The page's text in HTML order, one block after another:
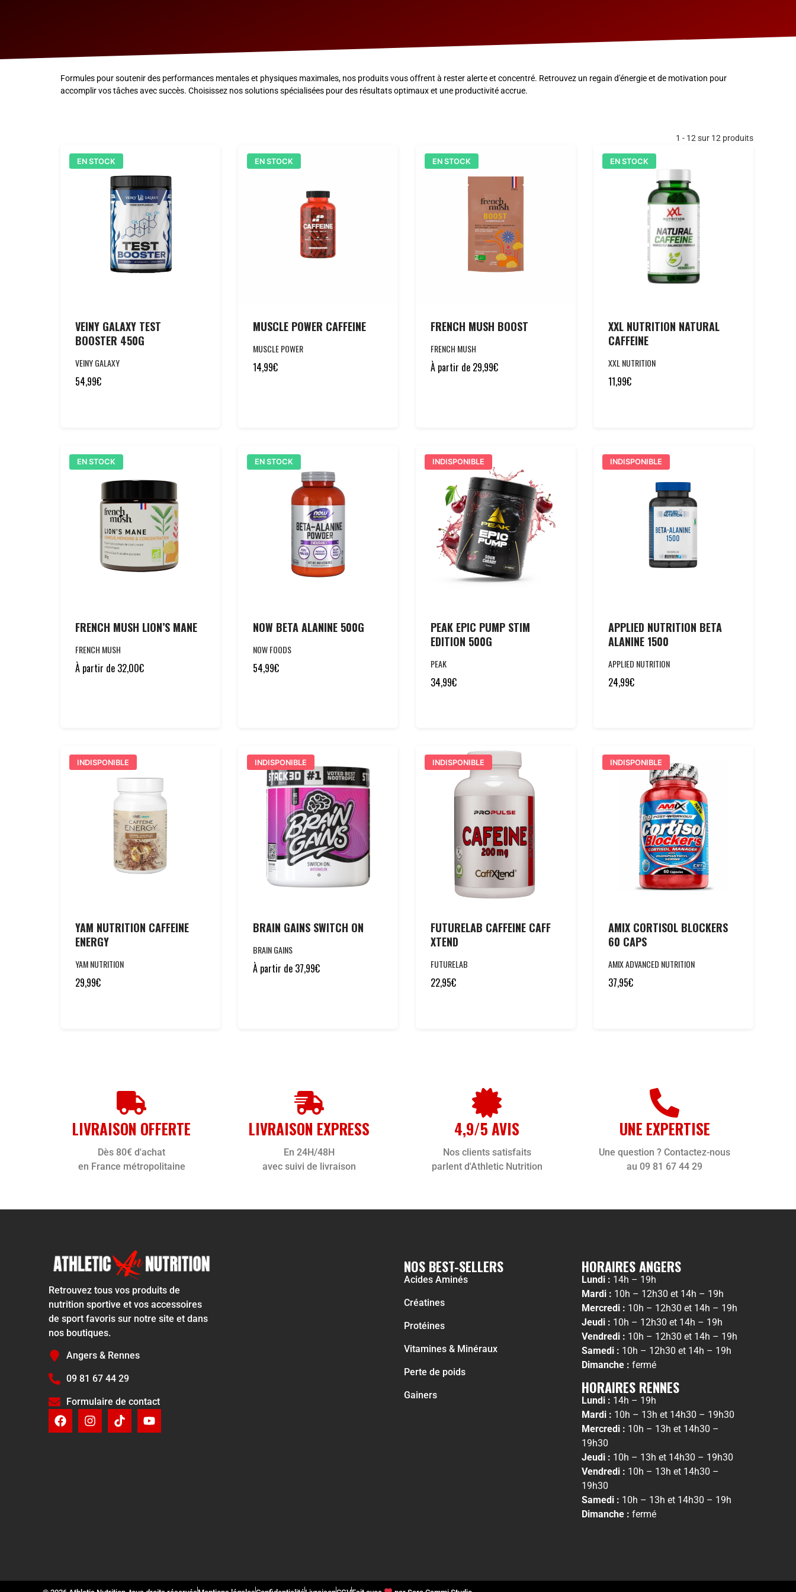
Formules pour soutenir des performances mentales et physiques maximales, nos produits vous offrent à rester alerte et concentré. Retrouvez un regain d'énergie et de motivation pour
accomplir vos tâches avec succès. Choisissez nos solutions spécialisées pour des résultats optimaux et une productivité accrue.
1 - 12 sur 12 produits
EN STOCK
VEINY GALAXY TEST
BOOSTER 450G
VEINY GALAXY
54,99€
EN STOCK
MUSCLE POWER CAFFEINE
MUSCLE POWER
14,99€
EN STOCK
FRENCH MUSH BOOST
FRENCH MUSH
À partir de 29,99€
EN STOCK
XXL NUTRITION NATURAL
CAFFEINE
XXL NUTRITION
11,99€
EN STOCK
FRENCH MUSH LION’S MANE
FRENCH MUSH
À partir de 32,00€
EN STOCK
NOW BETA ALANINE 500G
NOW FOODS
54,99€
INDISPONIBLE
PEAK EPIC PUMP STIM
EDITION 500G
PEAK
34,99€
INDISPONIBLE
APPLIED NUTRITION BETA
ALANINE 1500
APPLIED NUTRITION
24,99€
INDISPONIBLE
YAM NUTRITION CAFFEINE
ENERGY
YAM NUTRITION
29,99€
INDISPONIBLE
BRAIN GAINS SWITCH ON
BRAIN GAINS
À partir de 37,99€
INDISPONIBLE
FUTURELAB CAFFEINE CAFF
XTEND
FUTURELAB
22,95€
INDISPONIBLE
AMIX CORTISOL BLOCKERS
60 CAPS
AMIX ADVANCED NUTRITION
37,95€
LIVRAISON OFFERTE
Dès 80€ d'achat
en France métropolitaine
LIVRAISON EXPRESS
En 24H/48H
avec suivi de livraison
4,9/5 AVIS
Nos clients satisfaits
parlent d'Athletic Nutrition
UNE EXPERTISE
Une question ? Contactez-nous
au 09 81 67 44 29
Retrouvez tous vos produits de
nutrition sportive et vos accessoires
de sport favoris sur notre site et dans
nos boutiques.
Angers & Rennes
09 81 67 44 29
Formulaire de contact
NOS BEST-SELLERS
Acides Aminés
Créatines
Protéines
Vitamines & Minéraux
Perte de poids
Gainers
HORAIRES ANGERS
Lundi : 14h – 19h
Mardi : 10h – 12h30 et 14h – 19h
Mercredi : 10h – 12h30 et 14h – 19h
Jeudi : 10h – 12h30 et 14h – 19h
Vendredi : 10h – 12h30 et 14h – 19h
Samedi : 10h – 12h30 et 14h – 19h
Dimanche : fermé
HORAIRES RENNES
Lundi : 14h – 19h
Mardi : 10h – 13h et 14h30 – 19h30
Mercredi : 10h – 13h et 14h30 –
19h30
Jeudi : 10h – 13h et 14h30 – 19h30
Vendredi : 10h – 13h et 14h30 –
19h30
Samedi : 10h – 13h et 14h30 – 19h
Dimanche : fermé